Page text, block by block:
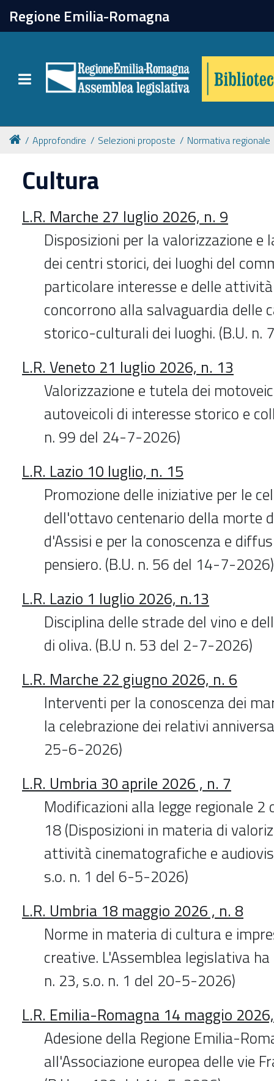
Regione Emilia-Romagna
Toggle navigation
chiudi
Catalogo online
Collezioni
Per approfondire
Appuntamenti
Prenotazione spazi
Approfondire Selezioni proposte Normativa regionale
Cultura
L.R. Marche 27 luglio 2026, n. 9
Disposizioni per la valorizzazione e
dei centri storici, dei luoghi del
particolare interesse e delle
concorrono alla salvaguardia delle
storico-culturali dei luoghi. (B.U.
L.R. Veneto 21 luglio 2026, n. 13
Valorizzazione e tutela dei
autoveicoli di interesse storico e
n. 99 del 24-7-2026)
L.R. Lazio 10 luglio, n. 15
Promozione delle iniziative per le
dell'ottavo centenario della morte
d'Assisi e per la conoscenza e
pensiero. (B.U. n. 56 del 14-7-2026)
L.R. Lazio 1 luglio 2026, n.13
Disciplina delle strade del vino e
di oliva. (B.U n. 53 del 2-7-2026)
L.R. Marche 22 giugno 2026, n. 6
Interventi per la conoscenza dei
la celebrazione dei relativi
25-6-2026)
L.R. Umbria 30 aprile 2026 , n. 7
Modificazioni alla legge regionale
18 (Disposizioni in materia di
attività cinematografiche e
s.o. n. 1 del 6-5-2026)
L.R. Umbria 18 maggio 2026 , n. 8
Norme in materia di cultura e
creative. L'Assemblea legislativa
n. 23, s.o. n. 1 del 20-5-2026)
L.R. Emilia-Romagna 14 maggio
Adesione della Regione Emilia-
all'Associazione europea delle vie